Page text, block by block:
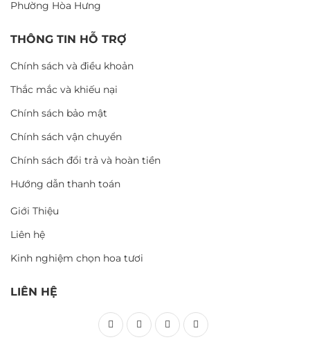
Phường Hòa Hưng
THÔNG TIN HỖ TRỢ
Chính sách và điều khoản
Thắc mắc và khiếu nại
Chính sách bảo mật
Chính sách vận chuyển
Chính sách đổi trả và hoàn tiền
Hướng dẫn thanh toán
Giới Thiệu
Liên hệ
Kinh nghiệm chọn hoa tươi
LIÊN HỆ